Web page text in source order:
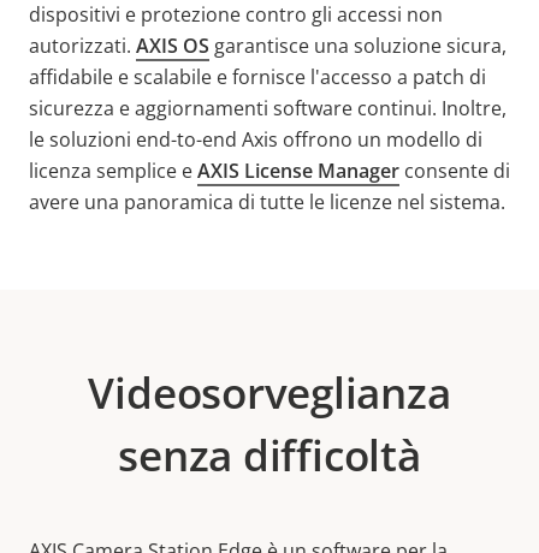
dispositivi e protezione contro gli accessi non
autorizzati. AXIS OS garantisce una soluzione sicura,
affidabile e scalabile e fornisce l'accesso a patch di
sicurezza e aggiornamenti software continui. Inoltre,
le soluzioni end-to-end Axis offrono un modello di
licenza semplice eAXIS License Manager consente di
avere una panoramica di tutte le licenze nel sistema.
Videosorveglianza
senza difficoltà